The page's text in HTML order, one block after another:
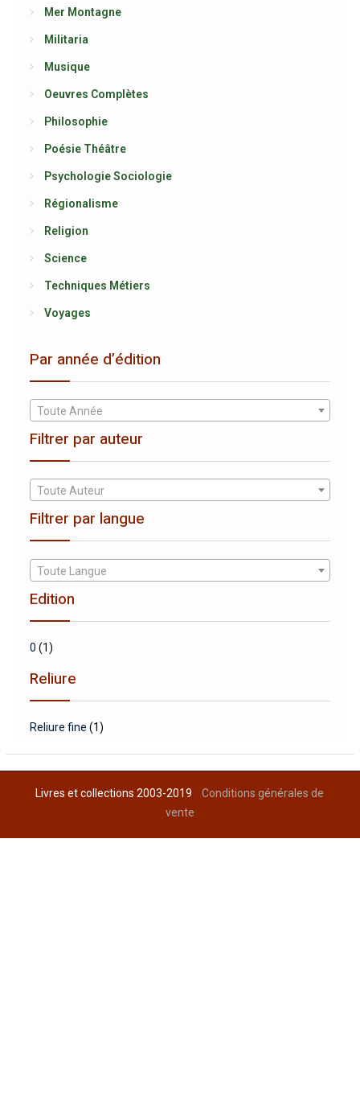
Mer Montagne
Militaria
Musique
Oeuvres Complètes
Philosophie
Poésie Théâtre
Psychologie Sociologie
Régionalisme
Religion
Science
Techniques Métiers
Voyages
Par année d’édition
Toute Année
Filtrer par auteur
Toute Auteur
Filtrer par langue
Toute Langue
Edition
0 (1)
Reliure
Reliure fine (1)
Livres et collections 2003-2019Conditions générales de
vente